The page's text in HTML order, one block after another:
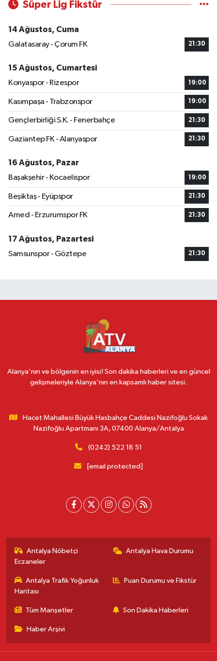
Süper Lig Fikstür
14 Ağustos, Cuma
Galatasaray - Çorum FK
21:30
15 Ağustos, Cumartesi
Konyaspor - Rizespor
19:00
Kasımpaşa - Trabzonspor 19:00
Gençlerbirliği S.K. - Fenerbahçe 21:30
Gaziantep FK - Alanyaspor 21:30
16 Ağustos, Pazar
Başakşehir - Kocaelispor
19:00
Beşiktaş - Eyüpspor 21:30
Amed - Erzurumspor FK 21:30
17 Ağustos, Pazartesi
Samsunspor - Göztepe
21:30
Alanya'nın ve bölgenin en iyisi! Son dakika haberleri ve en güncel
gelişmeleriyle Alanya'nın en kapsamlı haber sitesi.
Hacet Mahallesi Büyük Hasbahçe Caddesi Nazifoğlu Sokak
Nazifoğlu Apartmanı 3A, 07400 Alanya/Antalya
(0242) 522 18 51
[email protected]
Antalya Nöbetçi
Eczaneler
Antalya Hava Durumu
Antalya Trafik Yoğunluk
Haritası
Puan Durumu ve Fikstür
Tüm Manşetler Son Dakika Haberleri
Haber Arşivi